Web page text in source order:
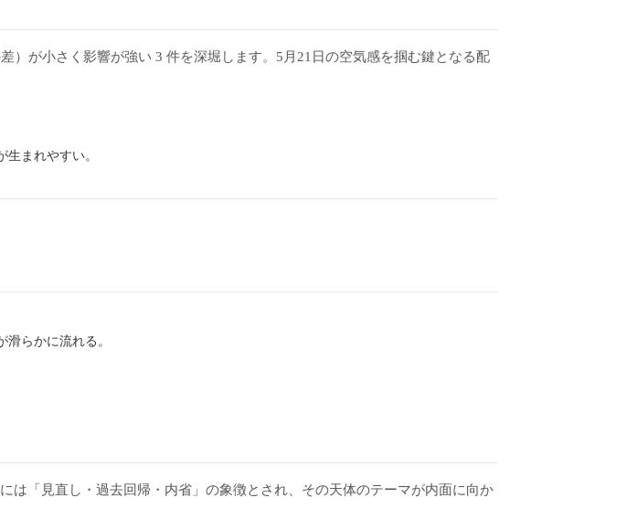
）が小さく影響が強い 3 件を深堀します。5月21日の空気感を掴む鍵となる配
まれやすい。
らかに流れる。
「見直し・過去回帰・内省」の象徴とされ、その天体のテーマが内面に向か